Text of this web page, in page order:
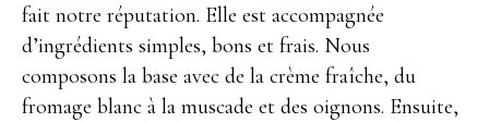
fait notre réputation. Elle est accompagnée
d’ingrédients simples, bons et frais. Nous
composons la base avec de la crème fraîche, du
fromage blanc à la muscade et des oignons. Ensuite,